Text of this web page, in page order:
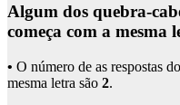
Algum dos quebra-
começa com a mesma
• O número de as respostas
mesma letra são 2.